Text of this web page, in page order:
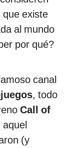
que existe
al mundo
por qué?
canal
, todo
Call of
aquel
(y